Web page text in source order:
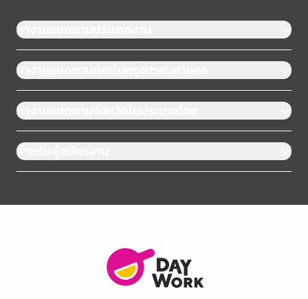
หางานแยกตามประเภทงาน
หางานแยกตามเขตในกรุงเทพมหานคร
หางานแยกตามจังหวัดในประเทศไทย
สำหรับผู้สมัครงาน